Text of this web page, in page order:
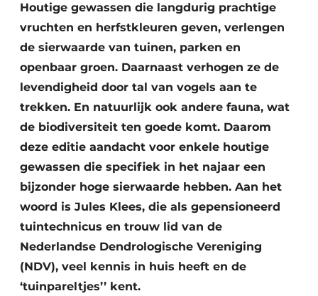
Houtige gewassen die langdurig prachtige
vruchten en herfstkleuren geven, verlengen
de sierwaarde van tuinen, parken en
openbaar groen. Daarnaast verhogen ze de
levendigheid door tal van vogels aan te
trekken. En natuurlijk ook andere fauna, wat
de biodiversiteit ten goede komt. Daarom
deze editie aandacht voor enkele houtige
gewassen die specifiek in het najaar een
bijzonder hoge sierwaarde hebben. Aan het
woord is Jules Klees, die als gepensioneerd
tuintechnicus en trouw lid van de
Nederlandse Dendrologische Vereniging
(NDV), veel kennis in huis heeft en de
‘tuinpareltjes’’ kent.